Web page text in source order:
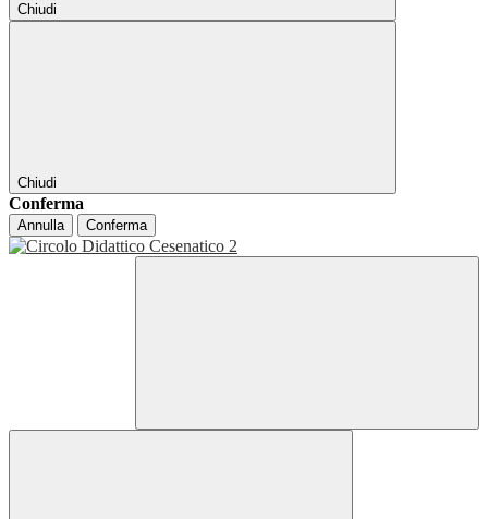
Chiudi
Chiudi
Conferma
Annulla Conferma